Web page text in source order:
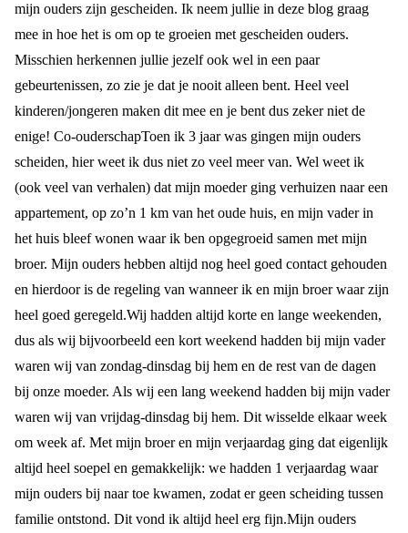
mijn ouders zijn gescheiden. Ik neem jullie in deze blog graag
mee in hoe het is om op te groeien met gescheiden ouders.
Misschien herkennen jullie jezelf ook wel in een paar
gebeurtenissen, zo zie je dat je nooit alleen bent. Heel veel
kinderen/jongeren maken dit mee en je bent dus zeker niet de
enige! Co-ouderschapToen ik 3 jaar was gingen mijn ouders
scheiden, hier weet ik dus niet zo veel meer van. Wel weet ik
(ook veel van verhalen) dat mijn moeder ging verhuizen naar een
appartement, op zo’n 1 km van het oude huis, en mijn vader in
het huis bleef wonen waar ik ben opgegroeid samen met mijn
broer. Mijn ouders hebben altijd nog heel goed contact gehouden
en hierdoor is de regeling van wanneer ik en mijn broer waar zijn
heel goed geregeld.Wij hadden altijd korte en lange weekenden,
dus als wij bijvoorbeeld een kort weekend hadden bij mijn vader
waren wij van zondag-dinsdag bij hem en de rest van de dagen
bij onze moeder. Als wij een lang weekend hadden bij mijn vader
waren wij van vrijdag-dinsdag bij hem. Dit wisselde elkaar week
om week af. Met mijn broer en mijn verjaardag ging dat eigenlijk
altijd heel soepel en gemakkelijk: we hadden 1 verjaardag waar
mijn ouders bij naar toe kwamen, zodat er geen scheiding tussen
familie ontstond. Dit vond ik altijd heel erg fijn.Mijn ouders